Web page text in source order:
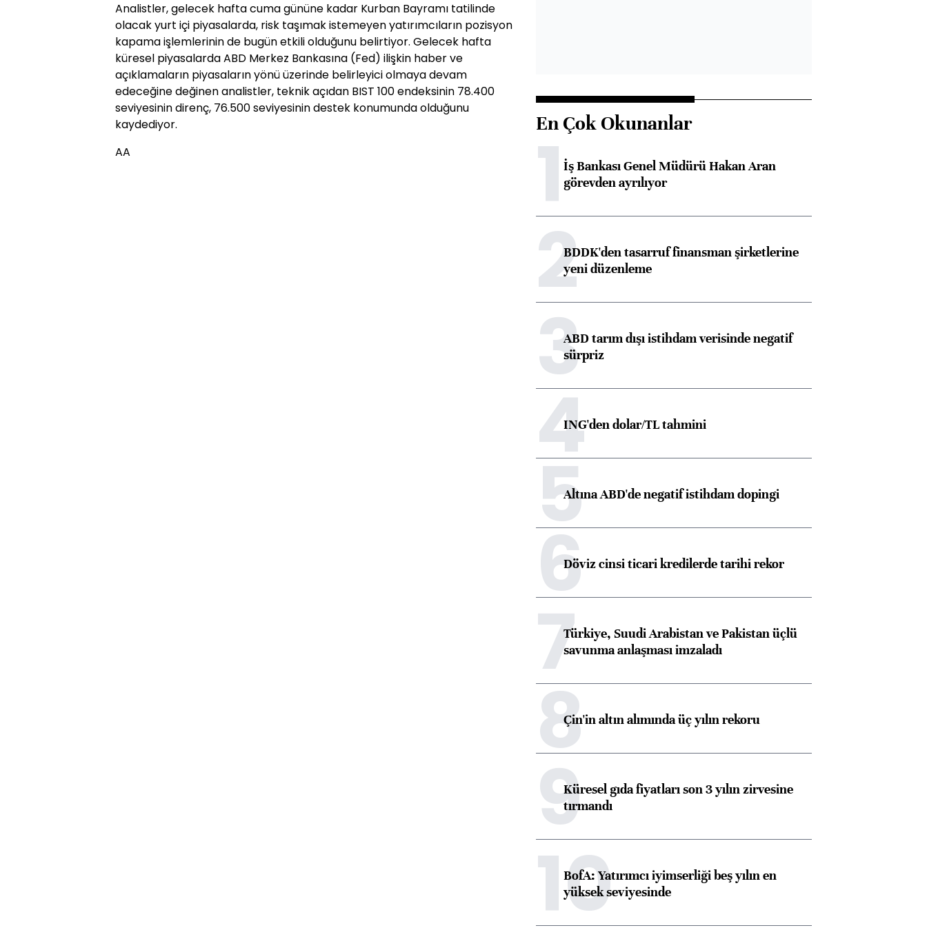
Analistler, gelecek hafta cuma gününe kadar Kurban Bayramı tatilinde
olacak yurt içi piyasalarda, risk taşımak istemeyen yatırımcıların pozisyon
kapama işlemlerinin de bugün etkili olduğunu belirtiyor. Gelecek hafta
küresel piyasalarda ABD Merkez Bankasına (Fed) ilişkin haber ve
açıklamaların piyasaların yönü üzerinde belirleyici olmaya devam
edeceğine değinen analistler, teknik açıdan BIST 100 endeksinin 78.400
seviyesinin direnç, 76.500 seviyesinin destek konumunda olduğunu
kaydediyor.
AA
En Çok Okunanlar
1İş Bankası Genel Müdürü Hakan Aran
görevden ayrılıyor
2BDDK'den tasarruf finansman şirketlerine
yeni düzenleme
3ABD tarım dışı istihdam verisinde negatif
sürpriz
4ING'den dolar/TL tahmini
5Altına ABD'de negatif istihdam dopingi
6Döviz cinsi ticari kredilerde tarihi rekor
7Türkiye, Suudi Arabistan ve Pakistan üçlü
savunma anlaşması imzaladı
8Çin'in altın alımında üç yılın rekoru
9Küresel gıda fiyatları son 3 yılın zirvesine
tırmandı
10
BofA: Yatırımcı iyimserliği beş yılın en
yüksek seviyesinde